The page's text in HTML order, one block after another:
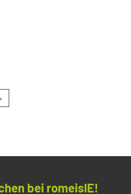
bei romeisIE!